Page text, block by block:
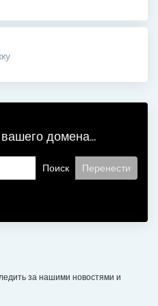
домена...
за нашими новостями и